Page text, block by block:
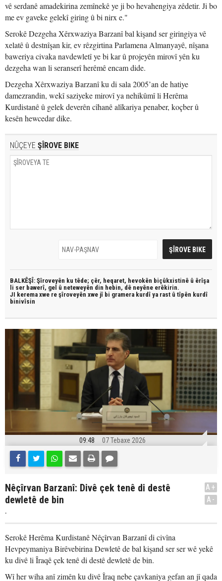
vê serdanê amadekirina zemînekê ye ji bo hevahengiya zêdetir. Ji bo
me ev gaveke gelekî giring û bi nirx e."
Serokê Dezgeha Xêrxwaziya Barzanî bal kişand ser giringiya vê
xelatê û destnîşan kir, ev rêzgirtina Parlamena Almanyayê, nîşana
baweriya civaka navdewletî ye bi kar û projeyên mirovî yên ku
dezgeha wan li seranserî herêmê encam dide.
Dezgeha Xêrxwaziya Barzanî ku di sala 2005’an de hatiye
damezrandin, wekî saziyeke mirovî ya nehikûmî li Herêma
Kurdistanê û gelek deverên cîhanê alîkariya penaber, koçber û
kesên hewcedar dike.
NÛÇEYE ŞÎROVE BIKE
BALKÊŞÎ: Şîroveyên ku têde; çêr, heqaret, hevokên biçûkxistinê û êrîşa
li ser bawerî, gel û neteweyên din hebin, dê neyêne erêkirin.
JI kerema xwe re şîroveyên xwe jî bi gramera kurdî ya rast û tîpên kurdî
binivîsin
09:48 07 Tebaxe 2026
Nêçîrvan Barzanî: Divê çek tenê di destê
dewletê de bin
.
A+
A-
Serokê Herêma Kurdistanê Nêçîrvan Barzanî di civîna
Hevpeymaniya Birêvebirina Dewletê de bal kişand ser ser wê yekê
ku divê li Îraqê çek tenê di destê dewletê de bin.
Wî her wiha anî zimên ku divê Îraq nebe çavkaniya gefan an jî qada